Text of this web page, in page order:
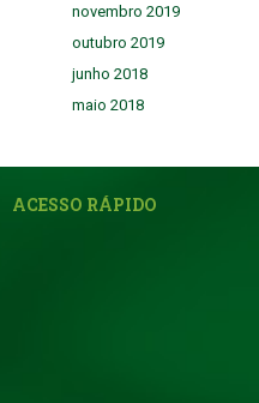
novembro 2019
outubro 2019
junho 2018
maio 2018
ACESSO RÁPIDO